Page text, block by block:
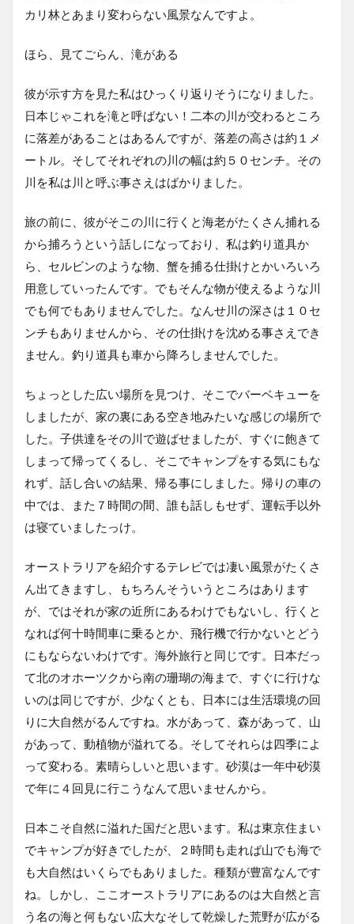
カリ林とあまり変わらない風景なんですよ。
ほら、見てごらん、滝がある
彼が示す方を見た私はひっくり返りそうになりました。
日本じゃこれを滝と呼ばない！二本の川が交わるところ
に落差があることはあるんですが、落差の高さは約１メ
ートル。そしてそれぞれの川の幅は約５０センチ。その
川を私は川と呼ぶ事さえはばかりました。
旅の前に、彼がそこの川に行くと海老がたくさん捕れる
から捕ろうという話しになっており、私は釣り道具か
ら、セルビンのような物、蟹を捕る仕掛けとかいろいろ
用意していったんです。でもそんな物が使えるような川
でも何でもありませんでした。なんせ川の深さは１０セ
ンチもありませんから、その仕掛けを沈める事さえでき
ません。釣り道具も車から降ろしませんでした。
ちょっとした広い場所を見つけ、そこでバーベキューを
しましたが、家の裏にある空き地みたいな感じの場所で
した。子供達をその川で遊ばせましたが、すぐに飽きて
しまって帰ってくるし、そこでキャンプをする気にもな
れず、話し合いの結果、帰る事にしました。帰りの車の
中では、また７時間の間、誰も話しもせず、運転手以外
は寝ていましたっけ。
オーストラリアを紹介するテレビでは凄い風景がたくさ
ん出てきますし、もちろんそういうところはあります
が、ではそれが家の近所にあるわけでもないし、行くと
なれば何十時間車に乗るとか、飛行機で行かないとどう
にもならないわけです。海外旅行と同じです。日本だっ
て北のオホーツクから南の珊瑚の海まで、すぐに行けな
いのは同じですが、少なくとも、日本には生活環境の回
りに大自然がるんですね。水があって、森があって、山
があって、動植物が溢れてる。そしてそれらは四季によ
って変わる。素晴らしいと思います。砂漠は一年中砂漠
で年に４回見に行こうなんて思いませんから。
日本こそ自然に溢れた国だと思います。私は東京住まい
でキャンプが好きでしたが、２時間も走れば山でも海で
も大自然はいくらでもありました。種類が豊富なんです
ね。しかし、ここオーストラリアにあるのは大自然と言
う名の海と何もない広大なそして乾燥した荒野が広がる